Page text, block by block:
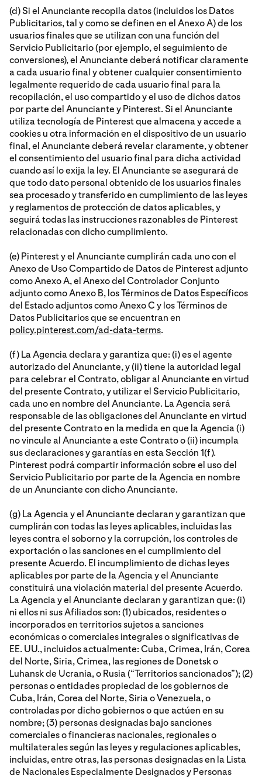
(d) Si el Anunciante recopila datos (incluidos los Datos
Publicitarios, tal y como se definen en el Anexo A) de los
usuarios finales que se utilizan con una función del
Servicio Publicitario (por ejemplo, el seguimiento de
conversiones), el Anunciante deberá notificar claramente
a cada usuario final y obtener cualquier consentimiento
legalmente requerido de cada usuario final para la
recopilación, el uso compartido y el uso de dichos datos
por parte del Anunciante y Pinterest. Si el Anunciante
utiliza tecnología de Pinterest que almacena y accede a
cookies u otra información en el dispositivo de un usuario
final, el Anunciante deberá revelar claramente, y obtener
el consentimiento del usuario final para dicha actividad
cuando así lo exija la ley. El Anunciante se asegurará de
que todo dato personal obtenido de los usuarios finales
sea procesado y transferido en cumplimiento de las leyes
y reglamentos de protección de datos aplicables, y
seguirá todas las instrucciones razonables de Pinterest
relacionadas con dicho cumplimiento.
(e) Pinterest y el Anunciante cumplirán cada uno con el
Anexo de Uso Compartido de Datos de Pinterest adjunto
como Anexo A, el Anexo del Controlador Conjunto
adjunto como Anexo B, los Términos de Datos Específicos
del Estado adjuntos como Anexo C y los Términos de
Datos Publicitarios que se encuentran en
policy.pinterest.com/ad-data-terms.
(f) La Agencia declara y garantiza que: (i) es el agente
autorizado del Anunciante, y (ii) tiene la autoridad legal
para celebrar el Contrato, obligar al Anunciante en virtud
del presente Contrato, y utilizar el Servicio Publicitario,
cada uno en nombre del Anunciante. La Agencia será
responsable de las obligaciones del Anunciante en virtud
del presente Contrato en la medida en que la Agencia (i)
no vincule al Anunciante a este Contrato o (ii) incumpla
sus declaraciones y garantías en esta Sección 1(f).
Pinterest podrá compartir información sobre el uso del
Servicio Publicitario por parte de la Agencia en nombre
de un Anunciante con dicho Anunciante.
(g) La Agencia y el Anunciante declaran y garantizan que
cumplirán con todas las leyes aplicables, incluidas las
leyes contra el soborno y la corrupción, los controles de
exportación o las sanciones en el cumplimiento del
presente Acuerdo. El incumplimiento de dichas leyes
aplicables por parte de la Agencia y el Anunciante
constituirá una violación material del presente Acuerdo.
La Agencia y el Anunciante declaran y garantizan que: (i)
ni ellos ni sus Afiliados son: (1) ubicados, residentes o
incorporados en territorios sujetos a sanciones
económicas o comerciales integrales o significativas de
EE. UU., incluidos actualmente: Cuba, Crimea, Irán, Corea
del Norte, Siria, Crimea, las regiones de Donetsk o
Luhansk de Ucrania, o Rusia (“Territorios sancionados”); (2)
personas o entidades propiedad de los gobiernos de
Cuba, Irán, Corea del Norte, Siria o Venezuela, o
controladas por dicho gobiernos o que actúen en su
nombre; (3) personas designadas bajo sanciones
comerciales o financieras nacionales, regionales o
multilaterales según las leyes y regulaciones aplicables,
incluidas, entre otras, las personas designadas en la Lista
de Nacionales Especialmente Designados y Personas